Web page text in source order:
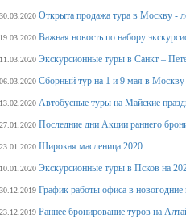
30.03.2020 Открыта продажа тура в Москву -
19.03.2020 Важная новость по набору
11.03.2020 Экскурсионные туры в Санкт –
06.03.2020 Сборный тур на 1 и 9 мая в Москву
13.02.2020 Автобусные туры на Майские
27.01.2020 Последние дни Акции раннего
23.01.2020 Широкая масленица 2020
10.01.2020 Экскурсионные туры в Псков на
30.12.2019 График работы офиса в новогодние
23.12.2019 Раннее бронирование туров на